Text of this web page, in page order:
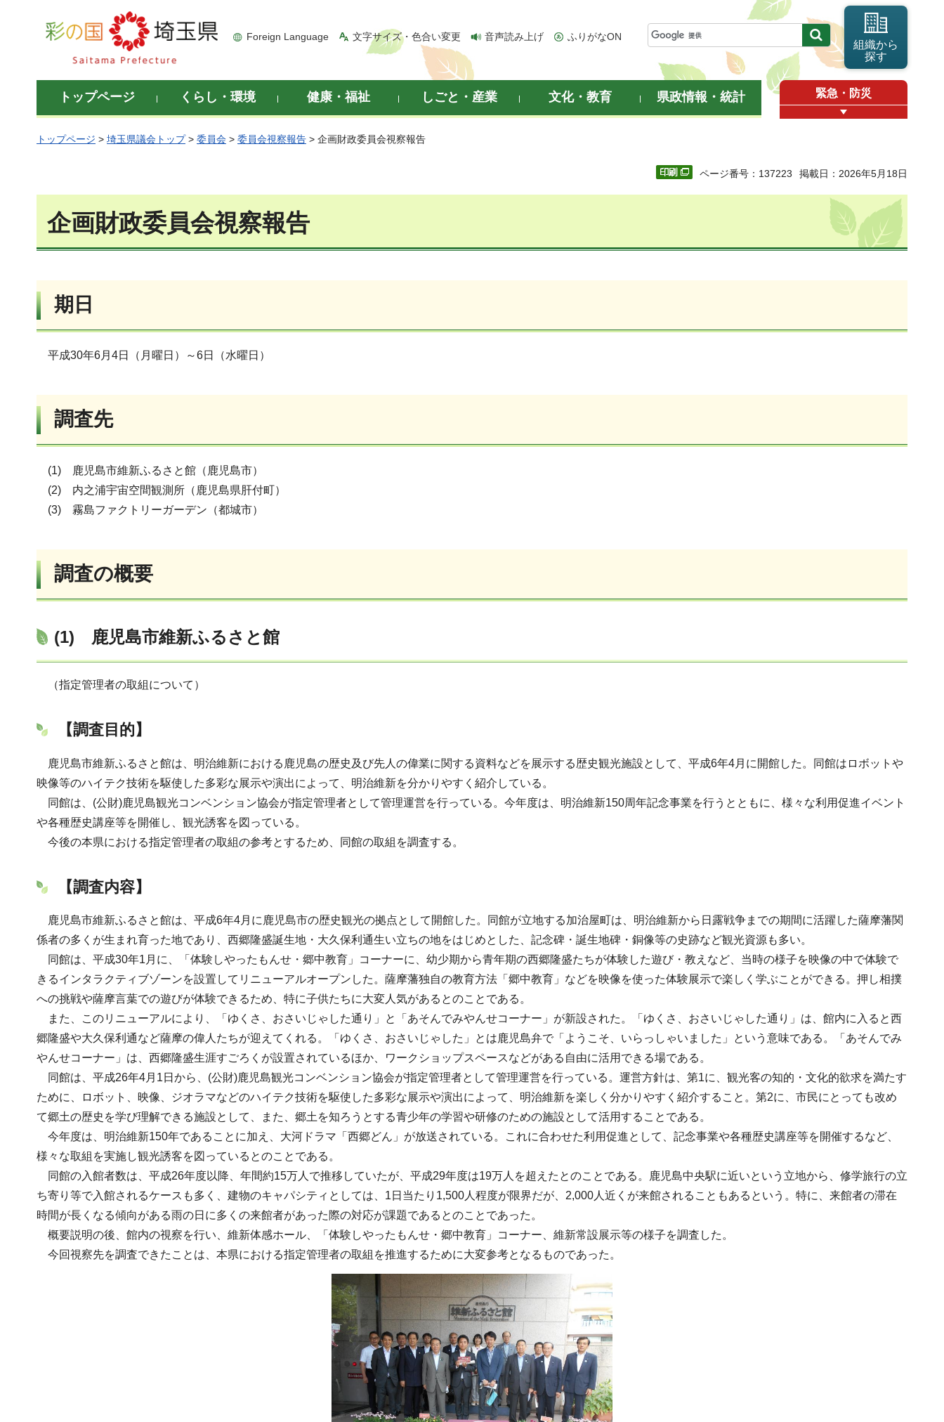
彩の国 埼玉県
Foreign Language 文字サイズ・色合い変更 音声読み上げ ふりがなON
組織から
探す
トップページ くらし・環境 健康・福祉 しごと・産業 文化・教育 県政情報・統計 緊急・防災
トップページ > 埼玉県議会トップ> 委員会 > 委員会視察報告 > 企画財政委員会視察報告
ページ番号：137223 掲載日：2026年5月18日
企画財政委員会視察報告
期日
平成30年6月4日（月曜日）～6日（水曜日）
調査先
(1) 鹿児島市維新ふるさと館（鹿児島市）
(2) 内之浦宇宙空間観測所（鹿児島県肝付町）
(3) 霧島ファクトリーガーデン（都城市）
調査の概要
(1) 鹿児島市維新ふるさと館
（指定管理者の取組について）
【調査目的】
鹿児島市維新ふるさと館は、明治維新における鹿児島の歴史及び先人の偉業に関する資料などを展示する歴史観光施設として、平成6年4月に開館した。同館はロボットや
映像等のハイテク技術を駆使した多彩な展示や演出によって、明治維新を分かりやすく紹介している。
同館は、(公財)鹿児島観光コンベンション協会が指定管理者として管理運営を行っている。今年度は、明治維新150周年記念事業を行うとともに、様々な利用促進イベント
や各種歴史講座等を開催し、観光誘客を図っている。
今後の本県における指定管理者の取組の参考とするため、同館の取組を調査する。
【調査内容】
鹿児島市維新ふるさと館は、平成6年4月に鹿児島市の歴史観光の拠点として開館した。同館が立地する加治屋町は、明治維新から日露戦争までの期間に活躍した薩摩藩関
係者の多くが生まれ育った地であり、西郷隆盛誕生地・大久保利通生い立ちの地をはじめとした、記念碑・誕生地碑・銅像等の史跡など観光資源も多い。
同館は、平成30年1月に、「体験しやったもんせ・郷中教育」コーナーに、幼少期から青年期の西郷隆盛たちが体験した遊び・教えなど、当時の様子を映像の中で体験で
きるインタラクティブゾーンを設置してリニューアルオープンした。薩摩藩独自の教育方法「郷中教育」などを映像を使った体験展示で楽しく学ぶことができる。押し相撲
への挑戦や薩摩言葉での遊びが体験できるため、特に子供たちに大変人気があるとのことである。
また、このリニューアルにより、「ゆくさ、おさいじゃした通り」と「あそんでみやんせコーナー」が新設された。「ゆくさ、おさいじゃした通り」は、館内に入ると西
郷隆盛や大久保利通など薩摩の偉人たちが迎えてくれる。「ゆくさ、おさいじゃした」とは鹿児島弁で「ようこそ、いらっしゃいました」という意味である。「あそんでみ
やんせコーナー」は、西郷隆盛生涯すごろくが設置されているほか、ワークショップスペースなどがある自由に活用できる場である。
同館は、平成26年4月1日から、(公財)鹿児島観光コンベンション協会が指定管理者として管理運営を行っている。運営方針は、第1に、観光客の知的・文化的欲求を満たす
ために、ロボット、映像、ジオラマなどのハイテク技術を駆使した多彩な展示や演出によって、明治維新を楽しく分かりやすく紹介すること。第2に、市民にとっても改め
て郷土の歴史を学び理解できる施設として、また、郷土を知ろうとする青少年の学習や研修のための施設として活用することである。
今年度は、明治維新150年であることに加え、大河ドラマ「西郷どん」が放送されている。これに合わせた利用促進として、記念事業や各種歴史講座等を開催するなど、
様々な取組を実施し観光誘客を図っているとのことである。
同館の入館者数は、平成26年度以降、年間約15万人で推移していたが、平成29年度は19万人を超えたとのことである。鹿児島中央駅に近いという立地から、修学旅行の立
ち寄り等で入館されるケースも多く、建物のキャパシティとしては、1日当たり1,500人程度が限界だが、2,000人近くが来館されることもあるという。特に、来館者の滞在
時間が長くなる傾向がある雨の日に多くの来館者があった際の対応が課題であるとのことであった。
概要説明の後、館内の視察を行い、維新体感ホール、「体験しやったもんせ・郷中教育」コーナー、維新常設展示等の様子を調査した。
今回視察先を調査できたことは、本県における指定管理者の取組を推進するために大変参考となるものであった。